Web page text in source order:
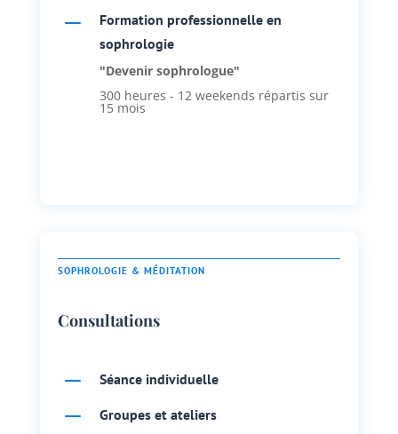
K
Formation professionnelle en
sophrologie
"Devenir sophrologue"
300 heures - 12 weekends répartis sur
15 mois
SOPHROLOGIE & MÉDITATION
Consultations
K Séance individuelle
K Groupes et ateliers